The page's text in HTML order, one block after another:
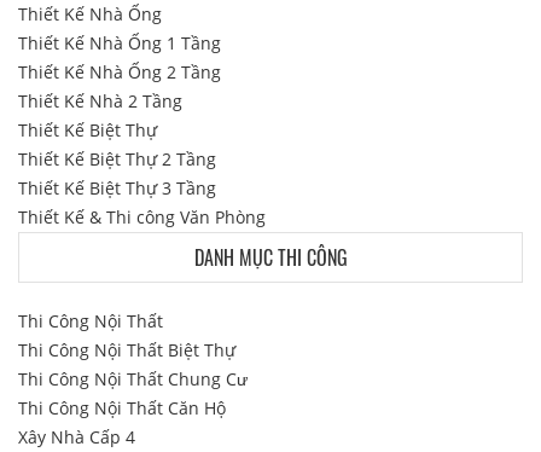
Thiết Kế Nhà Ống
Thiết Kế Nhà Ống 1 Tầng
Thiết Kế Nhà Ống 2 Tầng
Thiết Kế Nhà 2 Tầng
Thiết Kế Biệt Thự
Thiết Kế Biệt Thự 2 Tầng
Thiết Kế Biệt Thự 3 Tầng
Thiết Kế & Thi công Văn Phòng
DANH MỤC THI CÔNG
Thi Công Nội Thất
Thi Công Nội Thất Biệt Thự
Thi Công Nội Thất Chung Cư
Thi Công Nội Thất Căn Hộ
Xây Nhà Cấp 4